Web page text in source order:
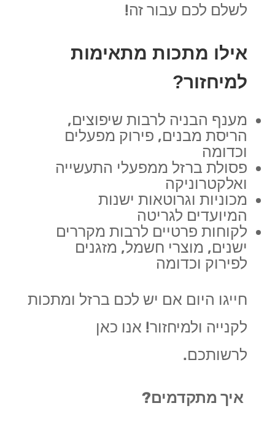
לשלם לכם עבור זה!
אילו מתכות מתאימות
למיחזור?
מענף הבניה לרבות שיפוצים,
הריסת מבנים, פירוק מפעלים
וכדומה
פסולת ברזל ממפעלי התעשייה
ואלקטרוניקה
מכוניות וגרוטאות ישנות
המיועדים לגריטה
לקוחות פרטיים לרבות מקררים
ישנים, מוצרי חשמל, מזגנים
לפירוק וכדומה
חייגו היום אם יש לכם ברזל ומתכות
לקנייה ולמיחזור! אנו כאן
לרשותכם.
איך מתקדמים?